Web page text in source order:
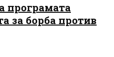
програмата
за борба против